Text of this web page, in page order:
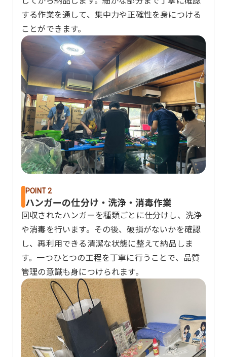
する作業を通して、集中力や正確性を身につける
ことができます。
POINT 2
ハンガーの仕分け・洗浄・消毒作業
回収されたハンガーを種類ごとに仕分けし、洗浄
や消毒を行います。その後、破損がないかを確認
し、再利用できる清潔な状態に整えて納品しま
す。一つひとつの工程を丁寧に行うことで、品質
管理の意識も身につけられます。